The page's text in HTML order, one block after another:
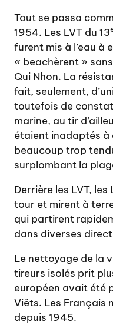
Tout se passa
1954. Les LVT du 13
furent mis à l’eau à
« beachèrent »
Qui Nhon. La
fait, seulement,
toutefois de
marine, au tir
étaient inadaptés
beaucoup trop
surplombant la
Derrière les LVT,
tour et mirent à
qui partirent
dans diverses
Le nettoyage de la
tireurs isolés prit
européen avait été
Viêts. Les Français
depuis 1945.